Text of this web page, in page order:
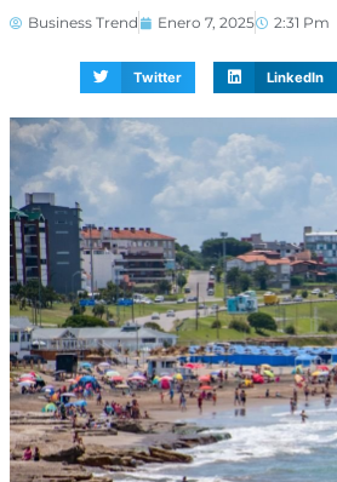
Business Trend Enero 7, 2025 2:31 Pm
Twitter LinkedIn